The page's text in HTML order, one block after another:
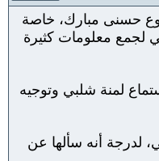
الرئيس المخلوع حسنى مبارك، خاصة
لجمع معلومات كثيرة
لمنة شلبي وتوجيه
لدرجة أنه سألها عن